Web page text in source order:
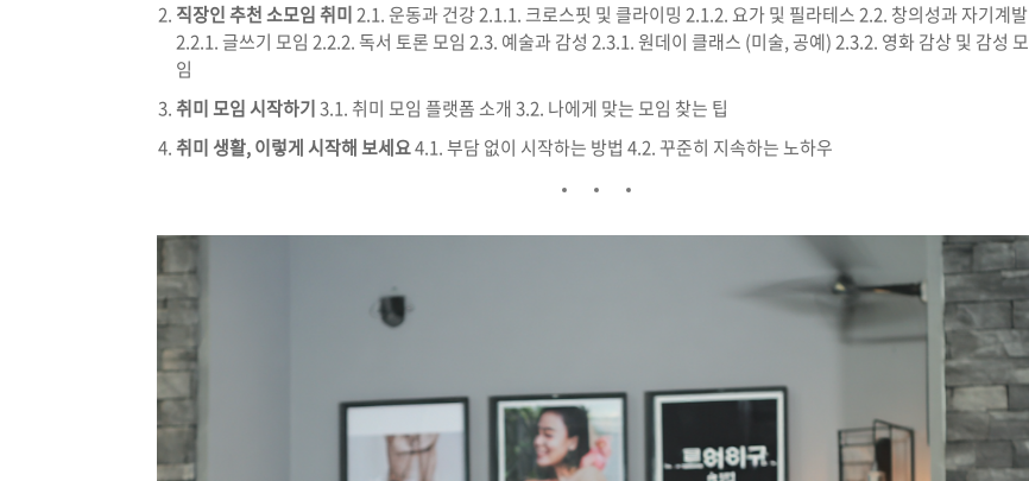
직장인 추천 소모임 취미2.1. 운동과 건강 2.1.1. 크로스핏 및 클라이밍 2.1.2. 요가 및 필라테스 2.2. 창의성과 자기계발
2.2.1. 글쓰기 모임 2.2.2. 독서 토론 모임 2.3. 예술과 감성 2.3.1. 원데이 클래스 (미술, 공예) 2.3.2. 영화 감상 및 감성 모
임
취미 모임 시작하기3.1. 취미 모임 플랫폼 소개 3.2. 나에게 맞는 모임 찾는 팁
취미 생활, 이렇게 시작해 보세요4.1. 부담 없이 시작하는 방법 4.2. 꾸준히 지속하는 노하우